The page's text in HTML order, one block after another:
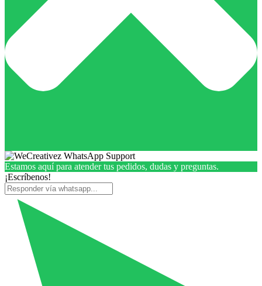
Estamos aquí para atender tus pedidos, dudas y preguntas.
¡Escríbenos!